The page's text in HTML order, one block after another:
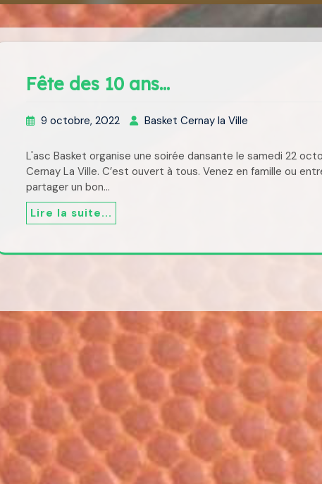
Fête des 10 ans…
9 octobre, 2022 Basket Cernay la Ville
L'asc Basket organise une soirée dansante le samedi 22
Cernay La Ville. C’est ouvert à tous. Venez en famille ou
partager un bon…
Lire la suite...